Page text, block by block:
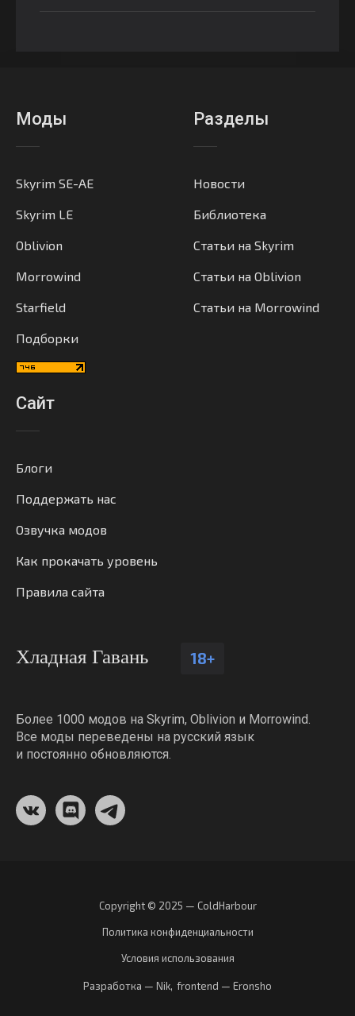
Моды
Skyrim SE-AE
Skyrim LE
Oblivion
Morrowind
Starfield
Подборки
Разделы
Новости
Библиотека
Статьи на Skyrim
Статьи на Oblivion
Статьи на Morrowind
Сайт
Блоги
Поддержать нас
Озвучка модов
Как прокачать уровень
Правила сайта
Хладная Гавань 18+
Более 1000 модов на Skyrim, Oblivion и Morrowind.
Все моды переведены на русский язык
и постоянно обновляются.
Copyright © 2025 — ColdHarbour
Политика конфиденциальности
Условия использования
Разработка — Nik, frontend — Eronsho